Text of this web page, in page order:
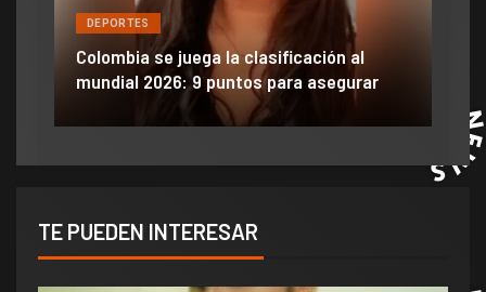
DEPORTES
Colombia se juega la clasificación al
mundial 2026: 9 puntos para asegurar
TE PUEDEN INTERESAR